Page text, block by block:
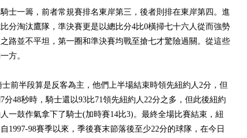
一籌，前者常規賽排名東岸第三，後者則排在東岸第四。進
分淘汰鷹隊，準決賽更是以總比分4比0橫掃七十六人從而強勢
路並不平坦，第一圈和準決賽均戰至搶七才驚險過關。從這些
方。
半段算是反客為主，他們上半場結束時領先紐約人2分，但
48秒時，騎士還以93比71領先紐約人22分之多，但此後紐約
一鼓作氣拿下了騎士(加時賽14比3)。最終全場比賽結束，紐
1997-98賽季以來，季後賽末節落後至少22分的球隊，在今日